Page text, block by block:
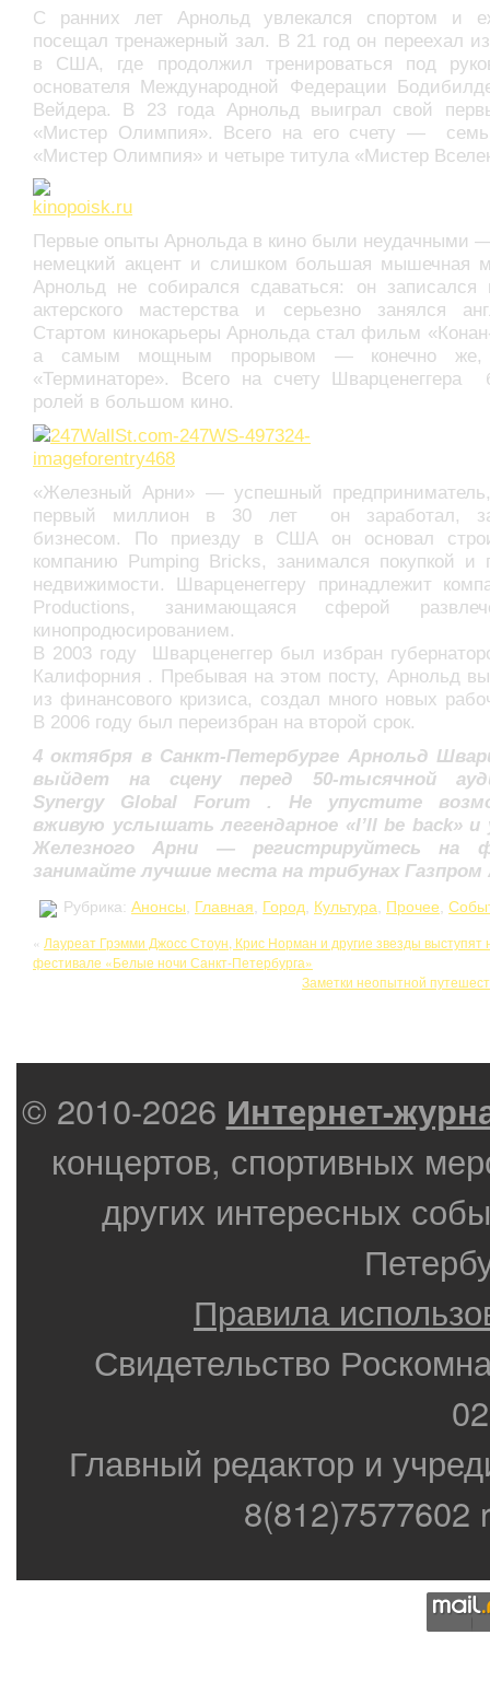
С ранних лет Арнольд увлекался спортом и
посещал тренажерный зал. В 21 год он переехал
в США, где продолжил тренироваться под
основателя Международной Федерации
Вейдера. В 23 года Арнольд выиграл свой
«Мистер Олимпия». Всего на его счету — семь
«Мистер Олимпия» и четыре титула «Мистер
Первые опыты Арнольда в кино были неудачными
немецкий акцент и слишком большая мышечная
Арнольд не собирался сдаваться: он записался
актерского мастерства и серьезно занялся
Стартом кинокарьеры Арнольда стал фильм
а самым мощным прорывом — конечно
«Терминаторе». Всего на счету Шварценеггера
ролей в большом кино.
«Железный Арни» — успешный
первый миллион в 30 лет он заработал,
бизнесом. По приезду в США он основал
компанию Pumping Bricks, занимался покупкой и
недвижимости. Шварценеггеру принадлежит
Productions, занимающаяся сферой
кинопродюсированием.
В 2003 году Шварценеггер был избран
Калифорния . Пребывая на этом посту, Арнольд
из финансового кризиса, создал много новых
В 2006 году был переизбран на второй срок.
4 октября в Санкт-Петербурге Арнольд
выйдет на сцену перед 50-тысячной
Synergy Global Forum . Не упустите
вживую услышать легендарное «I’ll be back» и
Железного Арни — регистрируйтесь на
занимайте лучшие места на трибунах
Рубрика: Анонсы Главная Город Культура Прочее
« Лауреат Грэмми Джосс Стоун, Крис Норман и другие звезды выступят
фестивале «Белые ночи Санкт-Петербурга»
Заметки неопытной
© 2010-2026 Интернет-
концертов, спортивных
других интересных
Правила
Свидетельство
Главный редактор и
8(812)7577602